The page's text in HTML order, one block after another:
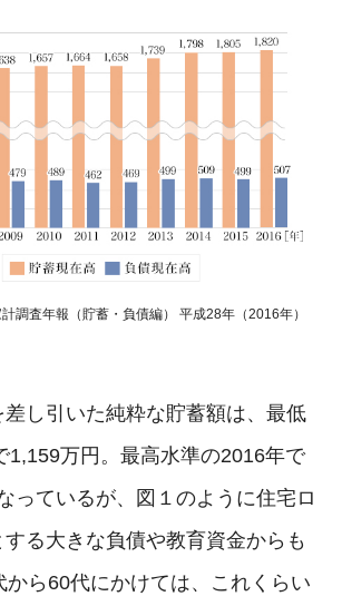
調査年報（貯蓄・負債編） 平成28年（2016年）
し引いた純粋な貯蓄額は、最低
1,159万円。最高水準の2016年で
っているが、図１のように住宅ロ
る大きな負債や教育資金からも
から60代にかけては、これくらい